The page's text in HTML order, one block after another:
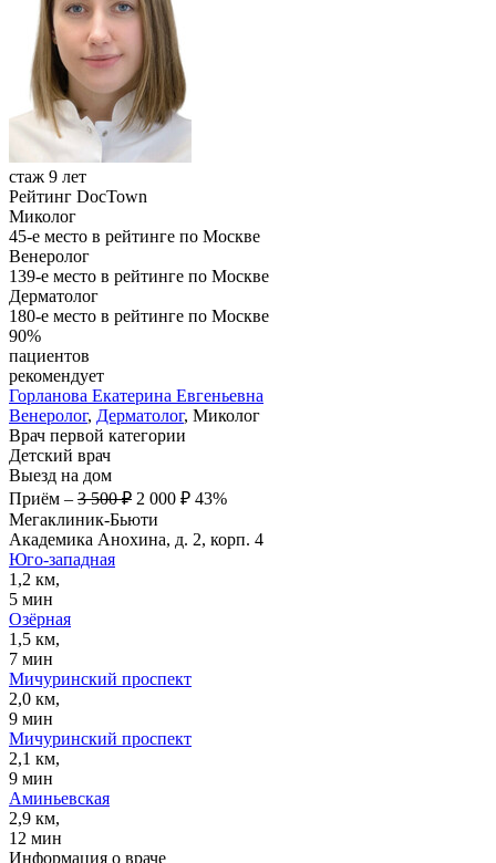
стаж 9 лет
Рейтинг DocTown
Миколог
45-е место в рейтинге по Москве
Венеролог
139-е место в рейтинге по Москве
Дерматолог
180-е место в рейтинге по Москве
90%
пациентов
рекомендует
Горланова Екатерина Евгеньевна
Венеролог, Дерматолог, Миколог
Врач первой категории
Детский врач
Выезд на дом
Приём – 3 500 ₽ 2 000 ₽ 43%
Мегаклиник-Бьюти
Академика Анохина, д. 2, корп. 4
Юго-западная
1,2 км,
5 мин
Озёрная
1,5 км,
7 мин
Мичуринский проспект
2,0 км,
9 мин
Мичуринский проспект
2,1 км,
9 мин
Аминьевская
2,9 км,
12 мин
Информация о враче